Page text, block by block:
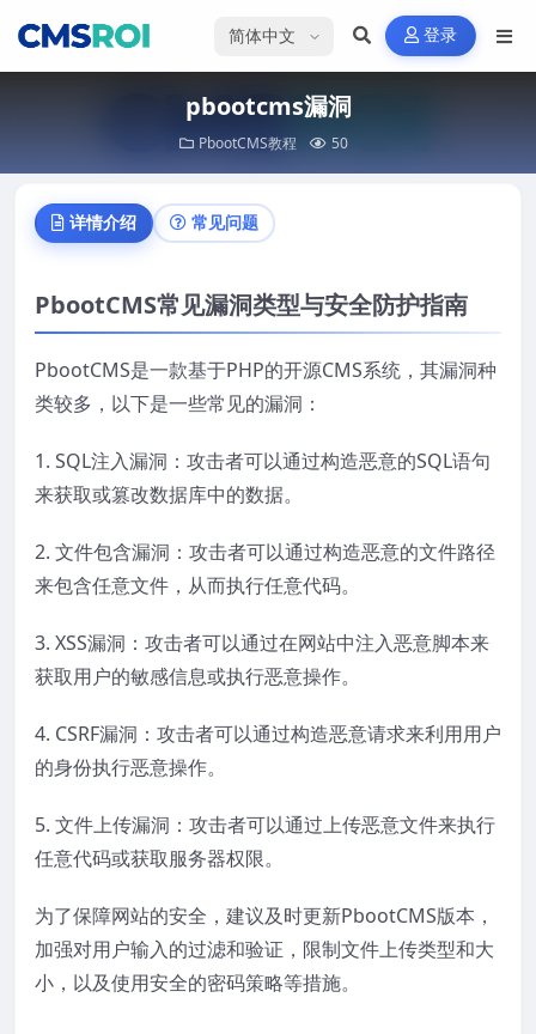
选择语言 登录
pbootcms漏洞
PbootCMS教程 50
详情介绍 常见问题
PbootCMS常见漏洞类型与安全防护指南
PbootCMS是一款基于PHP的开源CMS系统，其漏洞种
类较多，以下是一些常见的漏洞：
1. SQL注入漏洞：攻击者可以通过构造恶意的SQL语句
来获取或篡改数据库中的数据。
2. 文件包含漏洞：攻击者可以通过构造恶意的文件路径
来包含任意文件，从而执行任意代码。
3. XSS漏洞：攻击者可以通过在网站中注入恶意脚本来
获取用户的敏感信息或执行恶意操作。
4. CSRF漏洞：攻击者可以通过构造恶意请求来利用用户
的身份执行恶意操作。
5. 文件上传漏洞：攻击者可以通过上传恶意文件来执行
任意代码或获取服务器权限。
为了保障网站的安全，建议及时更新PbootCMS版本，
加强对用户输入的过滤和验证，限制文件上传类型和大
小，以及使用安全的密码策略等措施。